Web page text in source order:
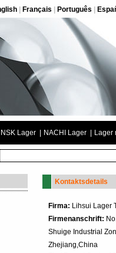
Français Português
NSK Lager NACHI Lager Lager
Kontaktsdetails
Firma: Lihsui Lager
Firmenanschrift:
Shuige Industrial
Zhejiang,China